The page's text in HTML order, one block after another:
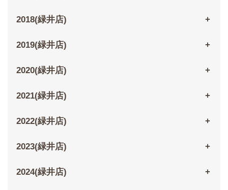
2018(緑井店)
2019(緑井店)
2020(緑井店)
2021(緑井店)
2022(緑井店)
2023(緑井店)
2024(緑井店)